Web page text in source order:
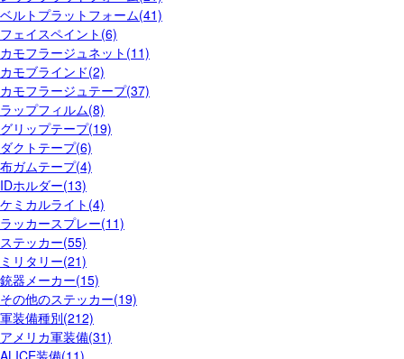
ベルトプラットフォーム(41)
フェイスペイント(6)
カモフラージュネット(11)
カモブラインド(2)
カモフラージュテープ(37)
ラップフィルム(8)
グリップテープ(19)
ダクトテープ(6)
布ガムテープ(4)
IDホルダー(13)
ケミカルライト(4)
ラッカースプレー(11)
ステッカー(55)
ミリタリー(21)
銃器メーカー(15)
その他のステッカー(19)
軍装備種別(212)
アメリカ軍装備(31)
ALICE装備(11)